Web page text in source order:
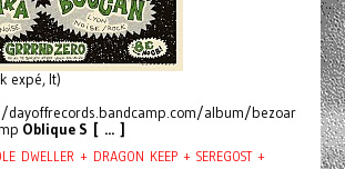
expé, It)
album/bezoar
Oblique S [ ... ]
DWELLER + DRAGON KEEP + SEREGOST +